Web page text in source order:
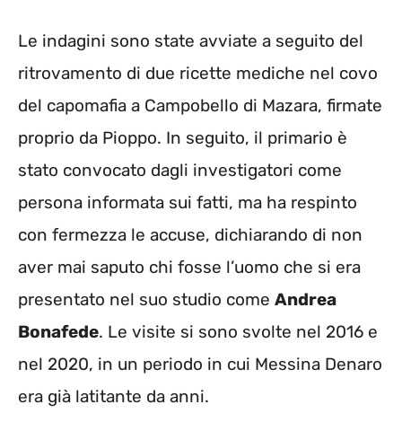
Le indagini sono state avviate a seguito del
ritrovamento di due ricette mediche nel covo
del capomafia a Campobello di Mazara, firmate
proprio da Pioppo. In seguito, il primario è
stato convocato dagli investigatori come
persona informata sui fatti, ma ha respinto
con fermezza le accuse, dichiarando di non
aver mai saputo chi fosse l’uomo che si era
presentato nel suo studio come Andrea
Bonafede. Le visite si sono svolte nel 2016 e
nel 2020, in un periodo in cui Messina Denaro
era già latitante da anni.